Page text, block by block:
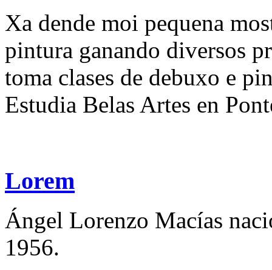
Xa dende moi pequena
pintura ganando diversos
toma clases de debuxo e
Estudia Belas Artes en
Lorem
Ángel Lorenzo Macías
1956.